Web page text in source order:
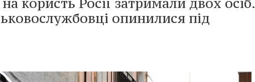
опинилися під